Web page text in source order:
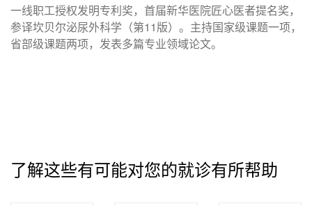
一线职工授权发明专利奖，首届新华医院匠心医者提名奖，
参译坎贝尔泌尿外科学（第11版）。主持国家级课题一项，
省部级课题两项，发表多篇专业领域论文。
了解这些有可能对您的就诊有所帮助